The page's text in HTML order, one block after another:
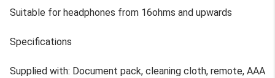
Suitable for headphones from 16ohms and upwards
Specifications
Supplied with: Document pack, cleaning cloth, remote, AAA